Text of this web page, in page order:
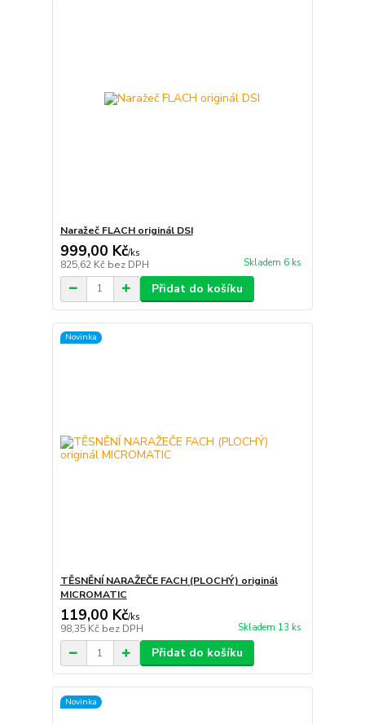
Naražeč FLACH originál DSI
999,00 Kč/ks
825,62 Kč bez DPH Skladem 6 ks
Přidat do košíku
Novinka
TĚSNĚNÍ NARAŽEČE FACH (PLOCHÝ) originál
MICROMATIC
119,00 Kč/ks
98,35 Kč bez DPH Skladem 13 ks
Přidat do košíku
Novinka